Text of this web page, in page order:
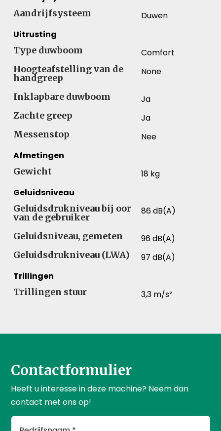
Aandrijfsysteem
Duwen
Uitrusting
Type duwboom
Comfort
Hoogteafstelling van de
handgreep
None
Inklapbare duwboom
Ja
Zachte greep
Ja
Messenstop
Nee
Afmetingen
Gewicht
18 kg
Geluidsniveau
Geluidsdrukniveau bij oor
van de gebruiker
86 dB(A)
Geluidsniveau, gemeten
96 dB(A)
Geluidsdrukniveau (LWA)
97 dB(A)
Trillingen
Trillingen stuur
3,3 m/s²
Contactformulier
Heeft u interesse in deze machine? Neem dan
contact met ons op!